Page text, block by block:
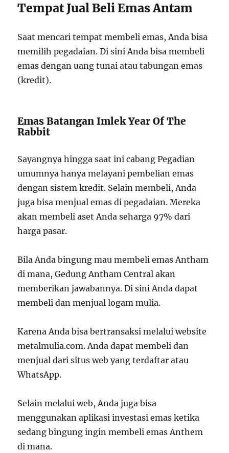
Tempat Jual Beli Emas Antam
Saat mencari tempat membeli emas, Anda bisa
memilih pegadaian. Di sini Anda bisa membeli
emas dengan uang tunai atau tabungan emas
(kredit).
Emas Batangan Imlek Year Of The
Rabbit
Sayangnya hingga saat ini cabang Pegadian
umumnya hanya melayani pembelian emas
dengan sistem kredit. Selain membeli, Anda
juga bisa menjual emas di pegadaian. Mereka
akan membeli aset Anda seharga 97% dari
harga pasar.
Bila Anda bingung mau membeli emas Antham
di mana, Gedung Antham Central akan
memberikan jawabannya. Di sini Anda dapat
membeli dan menjual logam mulia.
Karena Anda bisa bertransaksi melalui website
metalmulia.com. Anda dapat membeli dan
menjual dari situs web yang terdaftar atau
WhatsApp.
Selain melalui web, Anda juga bisa
menggunakan aplikasi investasi emas ketika
sedang bingung ingin membeli emas Anthem
di mana.